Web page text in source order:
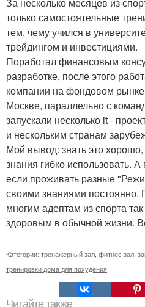
только самостоятельные
тем, чему учился в
трейдингом и инвестициями.
Поработал финансовым
разработке, после этого
компании на фондовом
Москве, параллельно с
запускали несколько it -
и нескольким странам
Мой вывод: знать это
знания гибко использовать.
если проживать разные
своими знаниями постоянно.
многим адептам из спорта
здоровым в обычной жизни.
Категории: тренажерный зал фитнес зал
тренировки дома для похудения
Читайте также